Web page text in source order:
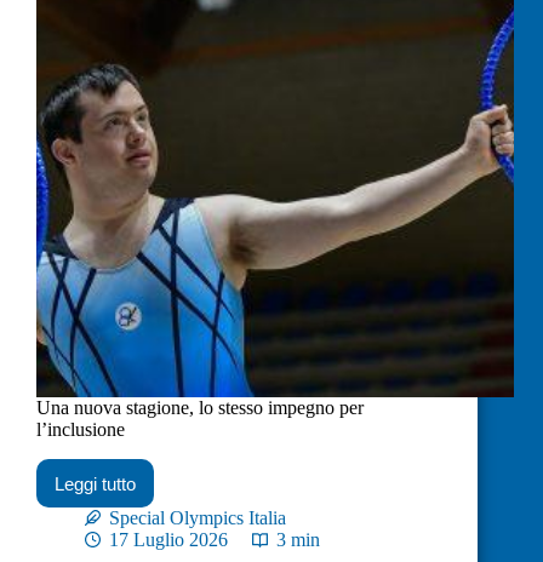
Una nuova stagione, lo stesso impegno per
l’inclusione
Leggi tutto
Special Olympics Italia
17 Luglio 2026
3 min